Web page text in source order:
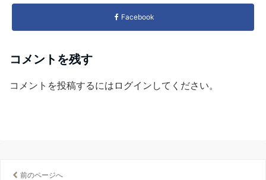
Facebook
コメントを残す
コメントを投稿するには ログイン してください。
前のページへ